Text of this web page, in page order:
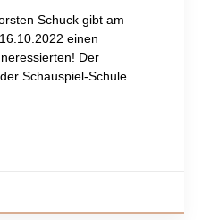
Schuck gibt am
einen
Der
Schauspiel-Schule